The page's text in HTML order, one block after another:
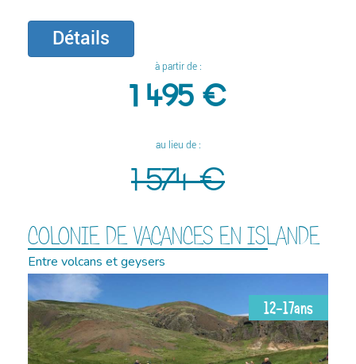
Détails
à partir de :
1 495 €
au lieu de :
1 574 €
COLONIE DE VACANCES EN ISLANDE
Entre volcans et geysers
12-17ans